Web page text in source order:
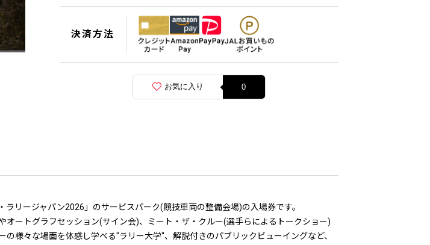
決済方法
お気に入り 0
リージャパン2026」のサービスパーク(競技車両の整備会場)の入場券です。
ートグラフセッション(サイン会)、ミート・ザ・クルー(選手らによるトークショー)
様々な場面を体感し学べる"ラリー大学"、解説付きのパブリックビューイングなど、